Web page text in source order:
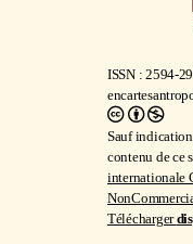
ISSN : 2594-
Sauf
contenu de ce
internationale
Télécharger